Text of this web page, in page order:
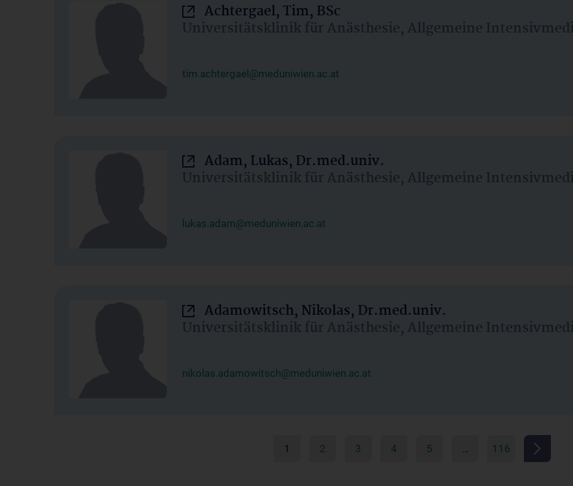
Achtergael, Tim, BSc
Universitätsklinik für Anästhesie, Allgemeine
tim.achtergael@meduniwien.ac.at
Adam, Lukas, Dr.med.univ.
Universitätsklinik für Anästhesie, Allgemeine
lukas.adam@meduniwien.ac.at
Adamowitsch, Nikolas, Dr.med.univ.
Universitätsklinik für Anästhesie, Allgemeine
nikolas.adamowitsch@meduniwien.ac.at
1 2 3 4 5 … 116